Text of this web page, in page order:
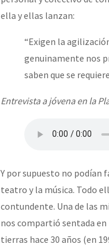
ella y ellas lanzan:
“Exigen la
genuinamente nos
saben que se
Entrevista a jóvena en la
Y por supuesto no podían
teatro y la música. Todo
contundente. Una de las
nos compartió sentada
tierras hace 30 años (en